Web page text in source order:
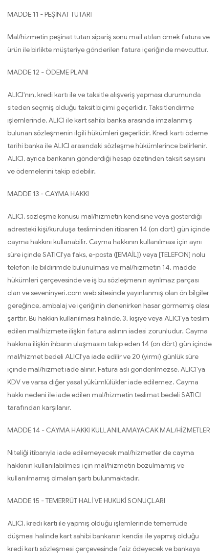
MADDE 11 - PEŞİNAT TUTARI
Mal/hizmetin peşinat tutarı sipariş sonu mail atılan örnek fatura ve
ürün ile birlikte müşteriye gönderilen fatura içeriğinde mevcuttur.
MADDE 12 - ÖDEME PLANI
ALICI'nın, kredi kartı ile ve taksitle alışveriş yapması durumunda
siteden seçmiş olduğu taksit biçimi geçerlidir. Taksitlendirme
işlemlerinde, ALICI ile kart sahibi banka arasında imzalanmış
bulunan sözleşmenin ilgili hükümleri geçerlidir. Kredi kartı ödeme
tarihi banka ile ALICI arasındaki sözleşme hükümlerince belirlenir.
ALICI, ayrıca bankanın gönderdiği hesap özetinden taksit sayısını
ve ödemelerini takip edebilir.
MADDE 13 - CAYMA HAKKI
ALICI, sözleşme konusu mal/hizmetin kendisine veya gösterdiği
adresteki kişi/kuruluşa tesliminden itibaren 14 (on dört) gün içinde
cayma hakkını kullanabilir. Cayma hakkının kullanılması için aynı
süre içinde SATICI'ya faks, e-posta ([EMAİL]) veya [TELEFON] nolu
telefon ile bildirimde bulunulması ve mal/hizmetin 14. madde
hükümleri çerçevesinde ve iş bu sözleşmenin ayrılmaz parçası
olan ve seveninyeri.com web sitesinde yayınlanmış olan ön bilgiler
gereğince, ambalaj ve içeriğinin denenirken hasar görmemiş olası
şarttır. Bu hakkın kullanılması halinde, 3. kişiye veya ALICI'ya teslim
edilen mal/hizmete ilişkin fatura aslının iadesi zorunludur. Cayma
hakkına ilişkin ihbarın ulaşmasını takip eden 14 (on dört) gün içinde
mal/hizmet bedeli ALICI'ya iade edilir ve 20 (yirmi) günlük süre
içinde mal/hizmet iade alınır. Fatura aslı gönderilmezse, ALICI'ya
KDV ve varsa diğer yasal yükümlülükler iade edilemez. Cayma
hakkı nedeni ile iade edilen mal/hizmetin teslimat bedeli SATICI
tarafından karşılanır.
MADDE 14 - CAYMA HAKKI KULLANILAMAYACAK MAL/HİZMETLER
Niteliği itibarıyla iade edilemeyecek mal/hizmetler de cayma
hakkının kullanılabilmesi için mal/hizmetin bozulmamış ve
kullanılmamış olmaları şartı bulunmaktadır.
MADDE 15 - TEMERRÜT HALİ VE HUKUKİ SONUÇLARI
ALICI, kredi kartı ile yapmış olduğu işlemlerinde temerrüde
düşmesi halinde kart sahibi bankanın kendisi ile yapmış olduğu
kredi kartı sözleşmesi çerçevesinde faiz ödeyecek ve bankaya